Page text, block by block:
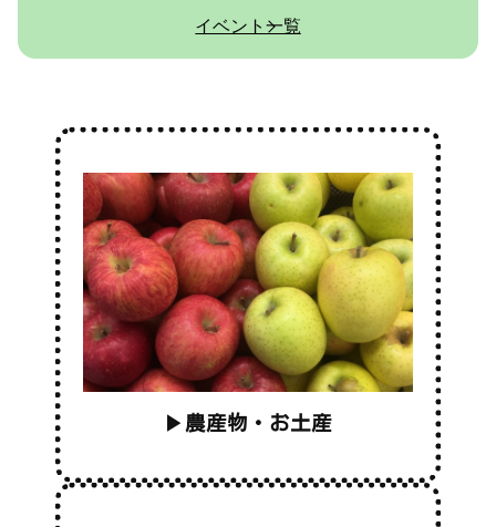
イベント一覧
▶ 農産物・お土産